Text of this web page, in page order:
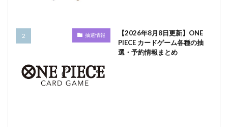
抽選情報
【2026年8月8日更新】ONE
PIECE カードゲーム各種の抽
選・予約情報まとめ